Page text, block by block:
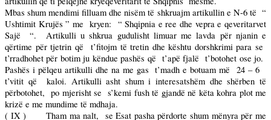
Mbas shum mendimi filluam dhe nisëm të shkruajm artikullin e N-6 të “
Ushtimit Krujës ” me kryen:
“ Shqipnia e ree dhe vepra e qeveritarvet
Sajë
“.
Artikulli u shkrua gudulisht limuar me lavda për njanin e
qërtime për tjetrin që
t’fitojm të tretin dhe kështu dorshkrimi para se
t’rradhohet për botim ju këndue pashës që t’apë fjalë t’botohet ose jo.
Pashës i pëlqeu artikulli dhe na me gas
t’madh e botuam më
24 – 6
t’vitit që
kaloi. Artikulli asht shum i interesatshëm dhe shërben të
përbotohet, po mjerisht se s’kemi fush të gjandë në këta kohra plot me
krizë e me mundime të mdhaja.
( IX )
Tham ma nalt,
se Esat pasha përdorte shum mënyra për me